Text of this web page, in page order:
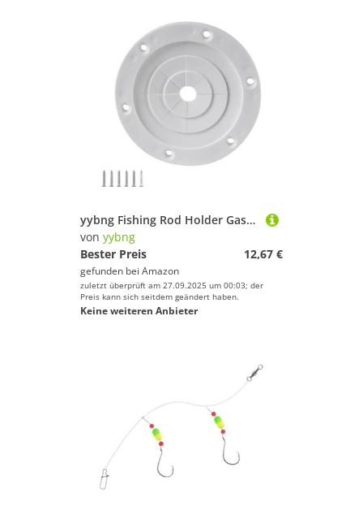
yybng Fishing Rod Holder Gasket - Elastische Rutenhalter Dichtung,Schutzabdeckung Multifunktionale Ausrüstung Für Anfänger Erwachsene Familien Profis Freunde
von yybng
Bester Preis
12,67 €
gefunden bei Amazon
zuletzt überprüft am 27.09.2025 um 00:03; der
Preis kann sich seitdem geändert haben.
Keine weiteren Anbieter